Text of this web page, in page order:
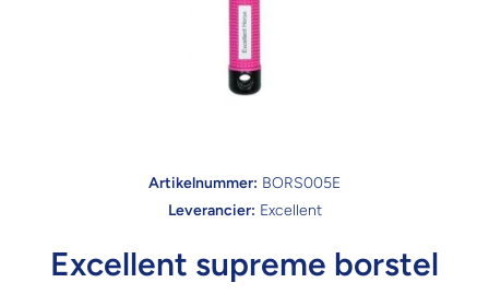
Artikelnummer: BORS005E
Leverancier: Excellent
Excellent supreme borstel